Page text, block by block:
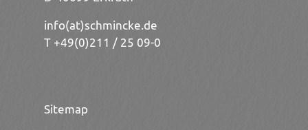
info(at)schmincke.de
T +49(0)211 / 25 09-0
Sitemap